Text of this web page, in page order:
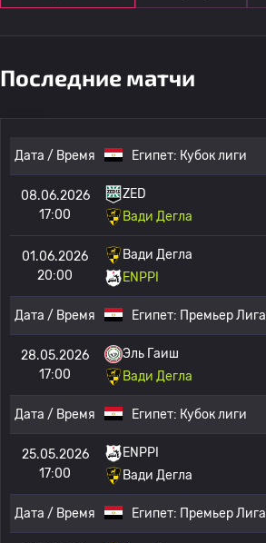
Последние матчи
Дата / Время Египет: Кубок лиги
08.06.2026
17:00
ZED
Вади Дегла
01.06.2026
20:00
Вади Дегла
ENPPI
Дата / Время Египет: Премьер Лига
28.05.2026
17:00
Эль Гаиш
Вади Дегла
Дата / Время Египет: Кубок лиги
25.05.2026
17:00
ENPPI
Вади Дегла
Дата / Время Египет: Премьер Лига